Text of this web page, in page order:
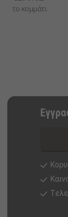
το κομμάτι